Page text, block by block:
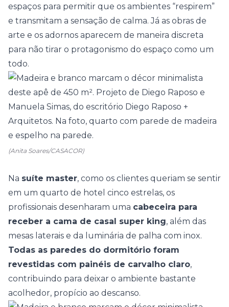
espaços para permitir que os ambientes “respirem”
e transmitam a sensação de calma. Já as obras de
arte e os adornos aparecem de maneira discreta
para não tirar o protagonismo do espaço como um
todo.
(Anita Soares/CASACOR)
Na suíte master, como os clientes queriam se sentir
em um quarto de hotel cinco estrelas, os
profissionais desenharam uma cabeceira para
receber a cama de casal super king, além das
mesas laterais e da luminária de palha com inox.
Todas as paredes do dormitório foram
revestidas com painéis de carvalho claro,
contribuindo para deixar o ambiente bastante
acolhedor, propício ao descanso.